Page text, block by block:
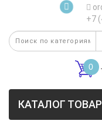
+7
0
КАТАЛОГ